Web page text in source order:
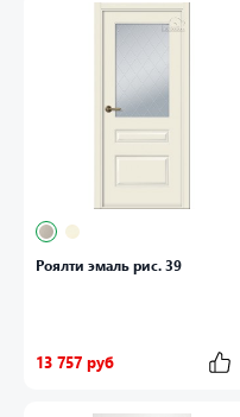
Роялти эмаль рис. 39
13 757 руб